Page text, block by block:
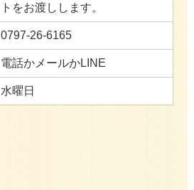
トをお渡しします。
0797-26-6165
電話かメールかLINE
水曜日